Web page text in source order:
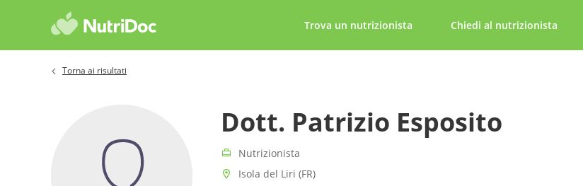
Trova un nutrizionista Chiedi al nutrizionista
Torna ai risultati
Dott. Patrizio Esposito
Nutrizionista
Isola del Liri (FR)